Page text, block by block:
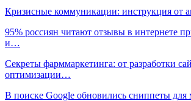
Кризисные коммуникации: инструкция от
95% россиян читают отзывы в интернете
и…
Секреты фарммаркетинга: от разработки
оптимизации…
В поиске Google обновились сниппеты для